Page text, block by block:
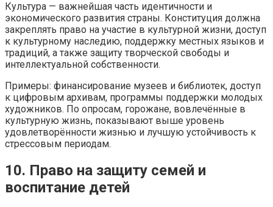
Культура — важнейшая часть идентичности и
экономического развития страны. Конституция должна
закреплять право на участие в культурной жизни, доступ
к культурному наследию, поддержку местных языков и
традиций, а также защиту творческой свободы и
интеллектуальной собственности.
Примеры: финансирование музеев и библиотек, доступ
к цифровым архивам, программы поддержки молодых
художников. По опросам, горожане, вовлечённые в
культурную жизнь, показывают выше уровень
удовлетворённости жизнью и лучшую устойчивость к
стрессовым периодам.
10. Право на защиту семей и
воспитание детей